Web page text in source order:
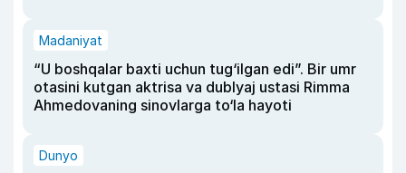
Madaniyat
“U boshqalar baxti uchun tug‘ilgan edi”. Bir umr
otasini kutgan aktrisa va dublyaj ustasi Rimma
Ahmedovaning sinovlarga to‘la hayoti
Dunyo